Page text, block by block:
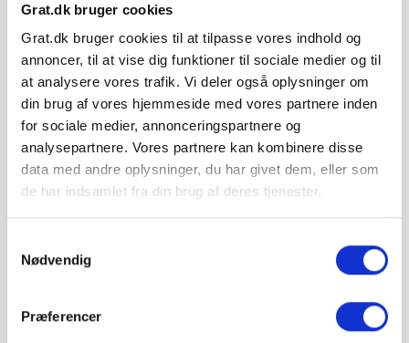
Grat.dk bruger cookies
Grat.dk bruger cookies til at tilpasse vores indhold og
annoncer, til at vise dig funktioner til sociale medier og til
at analysere vores trafik. Vi deler også oplysninger om
din brug af vores hjemmeside med vores partnere inden
for sociale medier, annonceringspartnere og
analysepartnere. Vores partnere kan kombinere disse
data med andre oplysninger, du har givet dem, eller som
de har indsamlet fra din brug af deres tjenester.
Nødvendig
Præferencer
Kompostmuld er en essentiel del af højbedsmulden. Den tilfører
vigtige næringsstoffer og forbedrer jordens struktur. Komposten
hjælper også med at holde på fugtigheden, hvilket er afgørende
for planters trivsel.
Spagnum
Spagnum er ofte en del af højbedsmuld, men nogle produkter er
spagnumfri. I stedet kan der bruges alternativer, der også holder
på fugt og næring. Dette gør jorden mere bæredygtig og
miljøvenlig.
Sand
Sand i højbedsmulden sikrer god dræning. Det forhindrer, at
fugtighed og luftcirkulation.
kvalitetshøjbedsmuld. Den giver langvarig næring til planterne
og forbedrer jordens struktur over tid. Dette er særligt vigtigt for